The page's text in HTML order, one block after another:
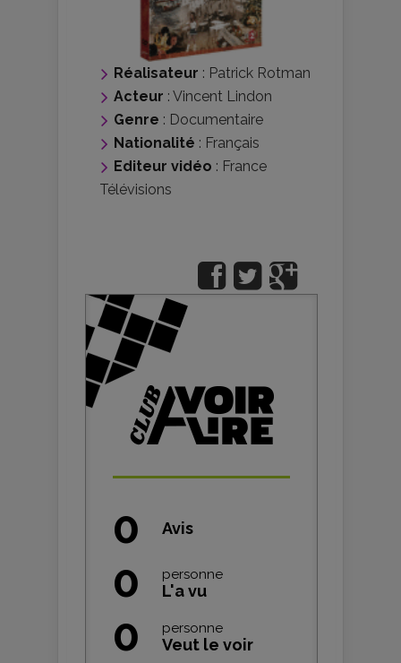
Réalisateur : Patrick Rotman
Acteur : Vincent Lindon
Genre : Documentaire
Nationalité : Français
Editeur vidéo : France
Télévisions
0 Avis
0 personne
L'a vu
0 personne
Veut le voir